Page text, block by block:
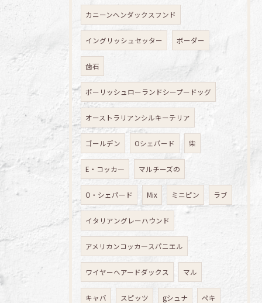
カニーンヘンダックスフンド
イングリッシュセッター ボーダー
歯石
ポーリッシュローランドシープードッグ
オーストラリアンシルキーテリア
ゴールデン Oシェパード 柴
E・コッカ― マルチーズの
O・シェパード Mix ミニピン ラブ
イタリアングレーハウンド
アメリカンコッカ―スパニエル
ワイヤーへアードダックス マル
キャバ スピッツ gシュナ ペキ